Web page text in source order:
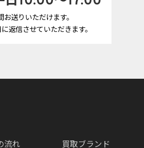
送りいただけます。
返信させていただきます。
流れ 買取ブランド